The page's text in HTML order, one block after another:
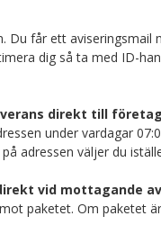
får ett
dig så ta med ID-
direkt till
under vardagar
adressen väljer du
vid mottagande
paketet. Om paketet